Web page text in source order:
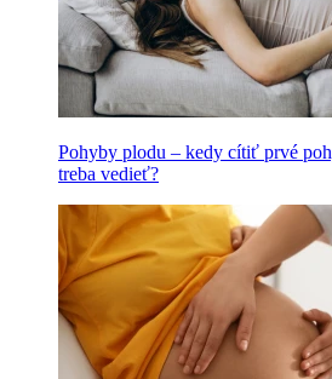
Pohyby plodu – kedy cítiť prvé
treba vedieť?